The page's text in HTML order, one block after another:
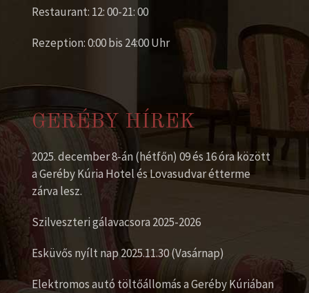
Restaurant: 12: 00-21: 00
Rezeption: 0:00 bis 24:00 Uhr
GERÉBY HÍREK
2025. december 8-án (hétfőn) 09 és 16 óra között
a Geréby Kúria Hotel és Lovasudvar étterme
zárva lesz.
Szilveszteri gálavacsora 2025-2026
Esküvős nyílt nap 2025.11.30 (Vasárnap)
Elektromos autó töltőállomás a Geréby Kúriában